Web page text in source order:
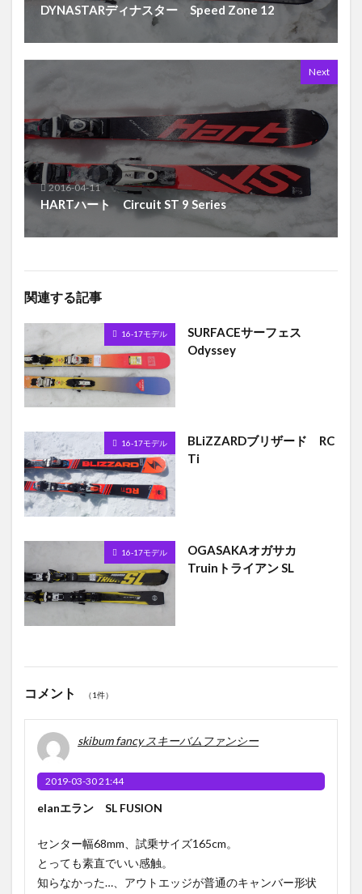
DYNASTARディナスター Speed Zone 12
Next
2016-04-11
HARTハート Circuit ST 9 Series
関連する記事
16-17モデル
SURFACEサーフェス
Odyssey
16-17モデル
BLiZZARDブリザード RC
Ti
16-17モデル
OGASAKAオガサカ
Truinトライアン SL
コメント （1件）
skibum fancy スキーバムファンシー
2019-03-30 21:44
elanエラン SL FUSION
センター幅68mm、試乗サイズ165cm。
とっても素直でいい感触。
知らなかった…、アウトエッジが普通のキャンバー形状